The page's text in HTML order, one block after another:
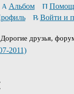
Альбом
Войти и
Дорогие друзья,
2011)